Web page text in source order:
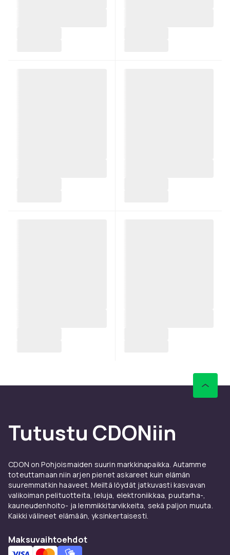
Tutustu CDONiin
CDON on Pohjoismaiden suurin markkinapaikka. Autamme
toteuttamaan niin arjen pienet askareet kuin elämän
suuremmatkin haaveet. Meiltä löydät jatkuvasti kasvavan
valikoiman pelituotteita, leluja, elektroniikkaa, puutarha-,
kauneudenhoito- ja lemmikkitarvikkeita, sekä paljon muuta.
Kaikki välineet elämään, yksinkertaisesti.
Maksuvaihtoehdot